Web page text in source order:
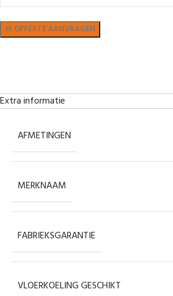
Extra informatie
AFMETINGEN
MERKNAAM
FABRIEKSGARANTIE
VLOERKOELING GESCHIKT